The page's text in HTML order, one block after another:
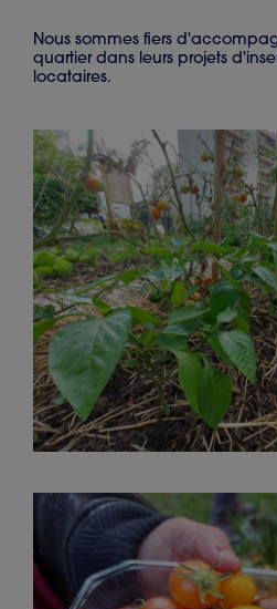
Nous sommes fiers
quartier dans leurs projets
locataires.